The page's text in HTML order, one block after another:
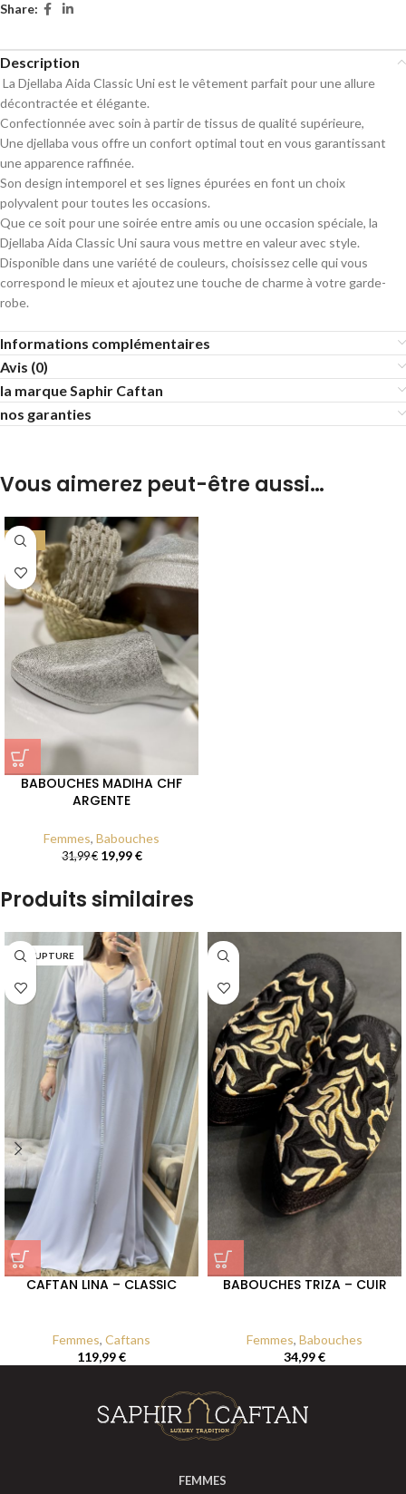
Share:
Description
La Djellaba Aida Classic Uni est le vêtement parfait pour une allure
décontractée et élégante.
Confectionnée avec soin à partir de tissus de qualité supérieure,
Une djellaba vous offre un confort optimal tout en vous garantissant
une apparence raffinée.
Son design intemporel et ses lignes épurées en font un choix
polyvalent pour toutes les occasions.
Que ce soit pour une soirée entre amis ou une occasion spéciale, la
Djellaba Aida Classic Uni saura vous mettre en valeur avec style.
Disponible dans une variété de couleurs, choisissez celle qui vous
correspond le mieux et ajoutez une touche de charme à votre garde-
robe.
Informations complémentaires
Avis (0)
la marque Saphir Caftan
nos garanties
Vous aimerez peut-être aussi…
-38%
BABOUCHES MADIHA CHF
ARGENTE
Femmes, Babouches
31,99€ 19,99€
Produits similaires
EN RUPTURE
CAFTAN LINA – CLASSIC
Femmes, Caftans
119,99€
BABOUCHES TRIZA – CUIR
Femmes, Babouches
34,99€
FEMMES